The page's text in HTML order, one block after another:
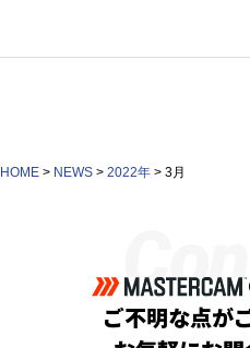
HOME > NEWS > 2022年 > 3月
ご不明な点が